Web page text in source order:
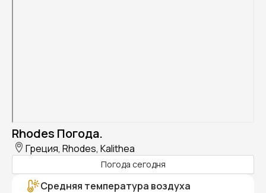
Rhodes Погода.
Греция, Rhodes, Kalithea
Погода сегодня
Средняя температура воздуха